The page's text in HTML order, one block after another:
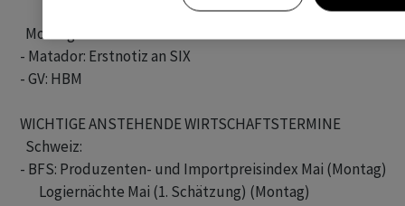
  Montag
- Matador: Erstnotiz an SIX
- GV: HBM
WICHTIGE ANSTEHENDE WIRTSCHAFTSTERMINE
  Schweiz:
- BFS: Produzenten- und Importpreisindex Mai (Montag)
       Logiernächte Mai (1. Schätzung) (Montag)